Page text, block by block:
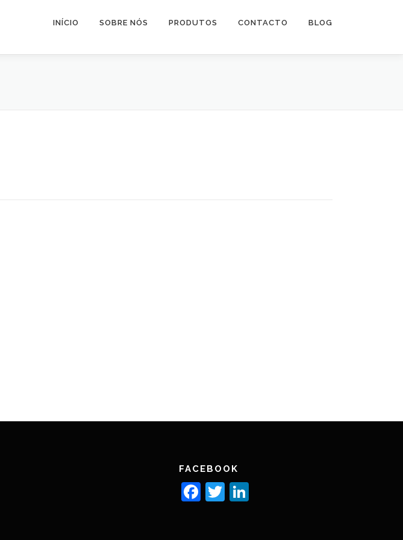
INÍCIO SOBRE NÓS PRODUTOS CONTACTO BLOG
FACEBOOK
Facebook
Twitter